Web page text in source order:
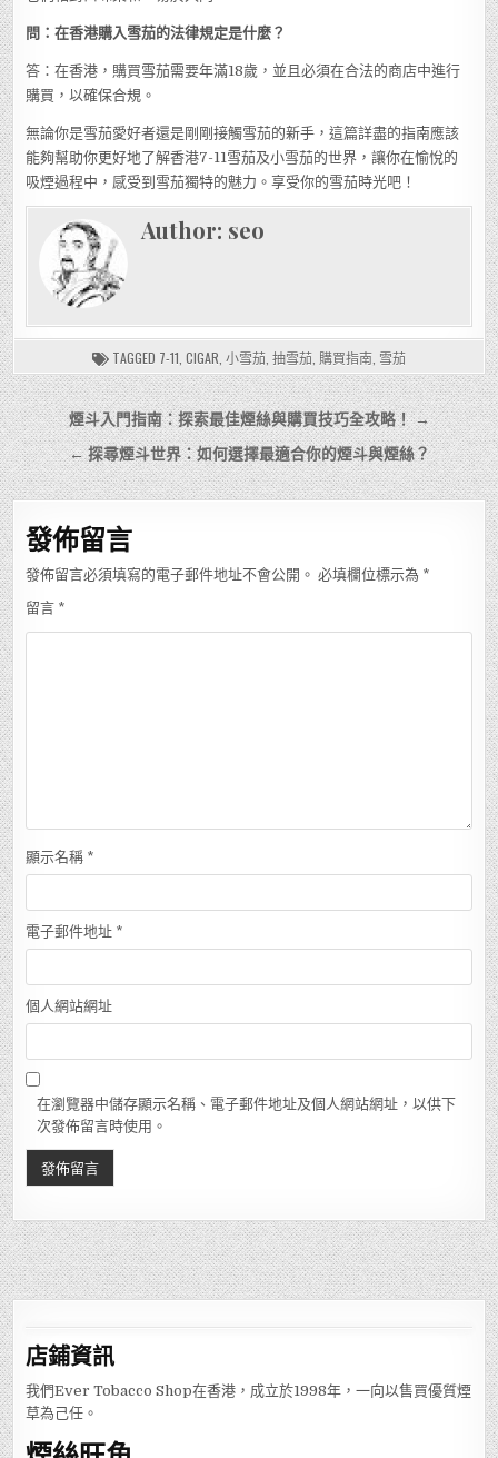
問：在香港購入雪茄的法律規定是什麼？
答：在香港，購買雪茄需要年滿18歲，並且必須在合法的商店中進行
購買，以確保合規。
無論你是雪茄愛好者還是剛剛接觸雪茄的新手，這篇詳盡的指南應該
能夠幫助你更好地了解香港7-11雪茄及小雪茄的世界，讓你在愉悅的
吸煙過程中，感受到雪茄獨特的魅力。享受你的雪茄時光吧！
Author: seo
TAGGED 7-11 CIGAR 小雪茄 抽雪茄 購買指南 雪茄
文
章
導
覽
煙斗入門指南：探索最佳煙絲與購買技巧全攻略！ →
← 探尋煙斗世界：如何選擇最適合你的煙斗與煙絲？
發佈留言
發佈留言必須填寫的電子郵件地址不會公開。 必填欄位標示為 *
留言 *
顯示名稱 *
電子郵件地址 *
個人網站網址
在瀏覽器中儲存顯示名稱、電子郵件地址及個人網站網址，以供下
次發佈留言時使用。
店鋪資訊
我們Ever Tobacco Shop在香港，成立於1998年，一向以售買優質煙
草為己任。